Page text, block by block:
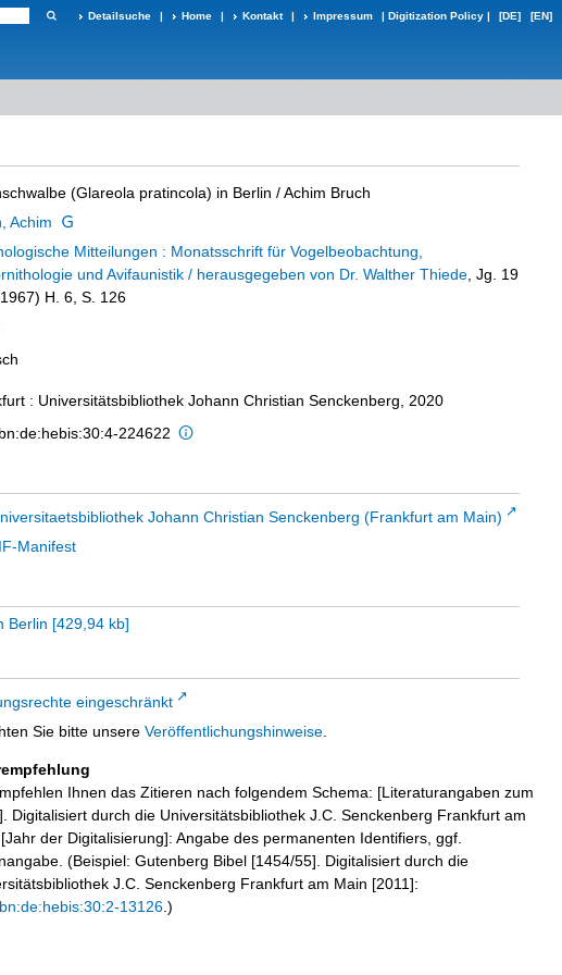
Detailsuche | Home | Kontakt | Impressum | Digitization Policy | [DE] [EN]
(Glareola pratincola) in Berlin / Achim Bruch
Achim
Mitteilungen : Monatsschrift für Vogelbeobachtung,
und Avifaunistik / herausgegeben von Dr. Walther Thiede , Jg. 19
H. 6, S. 126
: Universitätsbibliothek Johann Christian Senckenberg, 2020
224622
Johann Christian Senckenberg (Frankfurt am Main)
Manifest
Berlin [429,94 kb]
eingeschränkt
Sie bitte unsere Veröffentlichungshinweise
Ihnen das Zitieren nach folgendem Schema: [Literaturangaben zum
Digitalisiert durch die Universitätsbibliothek J.C. Senckenberg Frankfurt am
der Digitalisierung]: Angabe des permanenten Identifiers, ggf.
(Beispiel: Gutenberg Bibel [1454/55]. Digitalisiert durch die
J.C. Senckenberg Frankfurt am Main [2011]:
13126 .)